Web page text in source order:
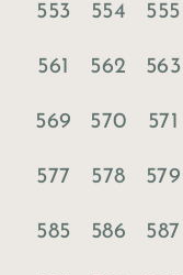
553 554 555
561 562 563
569 570 571
577 578 579
585 586 587